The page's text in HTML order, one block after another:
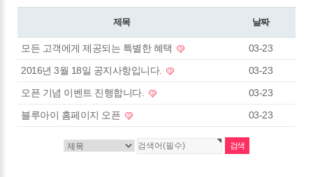
제목 날짜
모든 고객에게 제공되는 특별한 혜택
03-23
2016년 3월 18일 공지사항입니다.
03-23
오픈 기념 이벤트 진행합니다.
03-23
블루아이 홈페이지 오픈
03-23